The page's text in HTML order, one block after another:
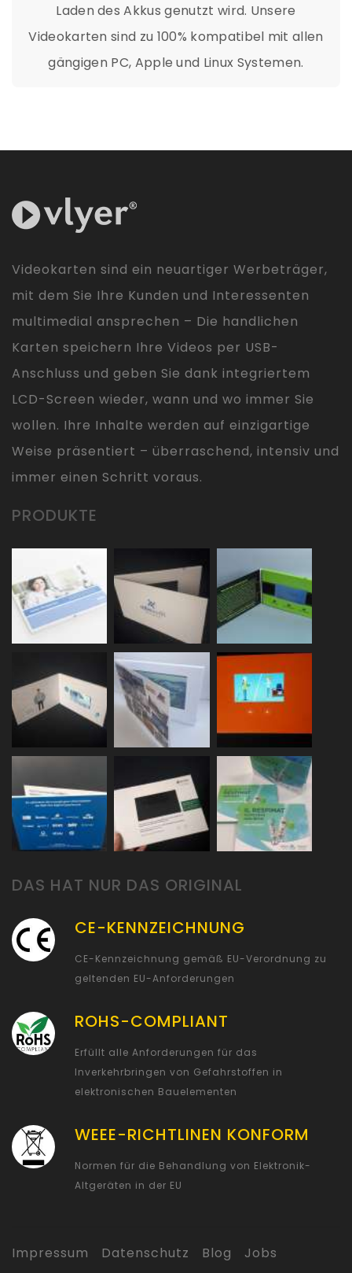
Laden des Akkus genutzt wird. Unsere
Videokarten sind zu 100% kompatibel mit allen
gängigen PC, Apple und Linux Systemen.
Videokarten sind ein neuartiger Werbeträger,
mit dem Sie Ihre Kunden und Interessenten
multimedial ansprechen – Die handlichen
Karten speichern Ihre Videos per USB-
Anschluss und geben Sie dank integriertem
LCD-Screen wieder, wann und wo immer Sie
wollen. Ihre Inhalte werden auf einzigartige
Weise präsentiert – überraschend, intensiv und
immer einen Schritt voraus.
PRODUKTE
DAS HAT NUR DAS ORIGINAL
CE-KENNZEICHNUNG
CE-Kennzeichnung gemäß EU-Verordnung zu
geltenden EU-Anforderungen
ROHS-COMPLIANT
Erfüllt alle Anforderungen für das
Inverkehrbringen von Gefahrstoffen in
elektronischen Bauelementen
WEEE-RICHTLINEN KONFORM
Normen für die Behandlung von Elektronik-
Altgeräten in der EU
Impressum Datenschutz Blog Jobs